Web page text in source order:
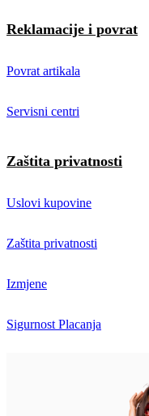
Reklamacije i povrat
Povrat artikala
Servisni centri
Zaštita privatnosti
Uslovi kupovine
Zaštita privatnosti
Izmjene
Sigurnost Placanja